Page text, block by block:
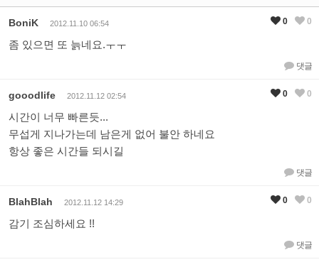
BoniK 2012.11.10 06:54
좀 있으면 또 늙네요.ㅜㅜ
댓글
0 0
gooodlife 2012.11.12 02:54
시간이 너무 빠른듯...
무섭게 지나가는데 남은게 없어 불안 하네요
항상 좋은 시간들 되시길
댓글
0 0
BlahBlah 2012.11.12 14:29
감기 조심하세요 !!
댓글
0 0